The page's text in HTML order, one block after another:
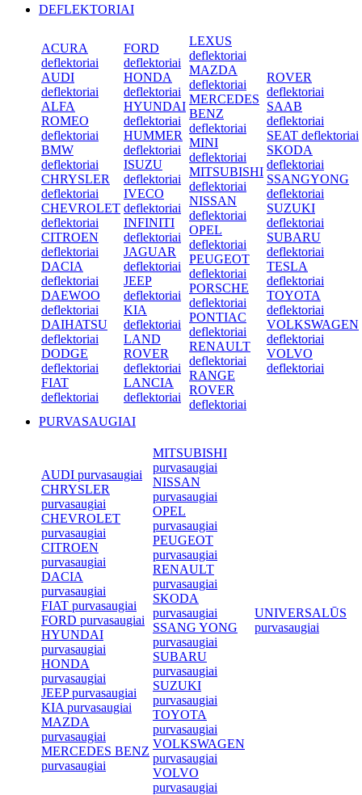
DEFLEKTORIAI
ACURA
deflektoriai
AUDI
deflektoriai
ALFA
ROMEO
deflektoriai
BMW
deflektoriai
CHRYSLER
deflektoriai
CHEVROLET
deflektoriai
CITROEN
deflektoriai
DACIA
deflektoriai
DAEWOO
deflektoriai
DAIHATSU
deflektoriai
DODGE
deflektoriai
FIAT
deflektoriai
FORD
deflektoriai
HONDA
deflektoriai
HYUNDAI
deflektoriai
HUMMER
deflektoriai
ISUZU
deflektoriai
IVECO
deflektoriai
INFINITI
deflektoriai
JAGUAR
deflektoriai
JEEP
deflektoriai
KIA
deflektoriai
LAND
ROVER
deflektoriai
LANCIA
deflektoriai
LEXUS
deflektoriai
MAZDA
deflektoriai
MERCEDES
BENZ
deflektoriai
MINI
deflektoriai
MITSUBISHI
deflektoriai
NISSAN
deflektoriai
OPEL
deflektoriai
PEUGEOT
deflektoriai
PORSCHE
deflektoriai
PONTIAC
deflektoriai
RENAULT
deflektoriai
RANGE
ROVER
deflektoriai
ROVER
deflektoriai
SAAB
deflektoriai
SEAT deflektoriai
SKODA
deflektoriai
SSANGYONG
deflektoriai
SUZUKI
deflektoriai
SUBARU
deflektoriai
TESLA
deflektoriai
TOYOTA
deflektoriai
VOLKSWAGEN
deflektoriai
VOLVO
deflektoriai
PURVASAUGIAI
AUDI purvasaugiai
CHRYSLER
purvasaugiai
CHEVROLET
purvasaugiai
CITROEN
purvasaugiai
DACIA
purvasaugiai
FIAT purvasaugiai
FORD purvasaugiai
HYUNDAI
purvasaugiai
HONDA
purvasaugiai
JEEP purvasaugiai
KIA purvasaugiai
MAZDA
purvasaugiai
MERCEDES BENZ
purvasaugiai
MITSUBISHI
purvasaugiai
NISSAN
purvasaugiai
OPEL
purvasaugiai
PEUGEOT
purvasaugiai
RENAULT
purvasaugiai
SKODA
purvasaugiai
SSANG YONG
purvasaugiai
SUBARU
purvasaugiai
SUZUKI
purvasaugiai
TOYOTA
purvasaugiai
VOLKSWAGEN
purvasaugiai
VOLVO
purvasaugiai
UNIVERSALŪS
purvasaugiai